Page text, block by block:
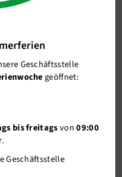
den Verkehr.
und me-sport
Dich
Geschäftsstelle
geöffnet:
bis freitagsvon09:00
Geschäftsstelle